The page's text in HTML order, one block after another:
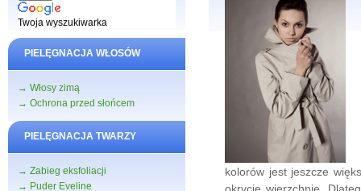
Twoja wyszukiwarka
PIELĘGNACJA WŁOSÓW
→ Włosy zimą
→ Ochrona przed słońcem
PIELĘGNACJA TWARZY
→ Zabieg eksfoliacji
→ Puder Eveline
kolorów jest jeszcze